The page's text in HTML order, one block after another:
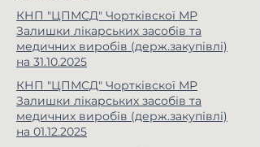
КНП "ЦПМСД" Чортківскої МР
Залишки лікарських засобів та
медичних виробів (держ.закупівлі)
на 31.10.2025
КНП "ЦПМСД" Чортківскої МР
Залишки лікарських засобів та
медичних виробів (держ.закупівлі)
на 01.12.2025